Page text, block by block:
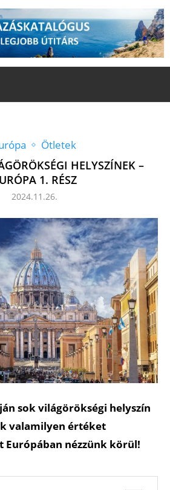
Ötletek
HELYSZÍNEK –
1. RÉSZ
2024.11.26.
sok világörökségi helyszín
valamilyen értéket
Európában nézzünk körül!